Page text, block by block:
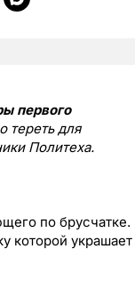
первого
тереть для
Политеха.
по брусчатке.
которой украшает